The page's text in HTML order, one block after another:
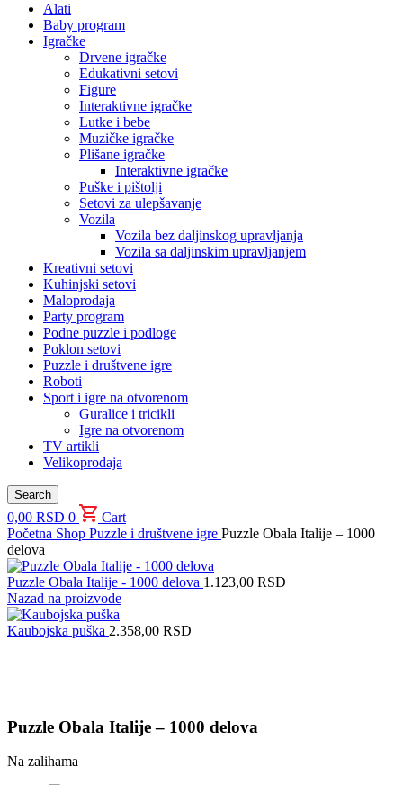
Alati
Baby program
Igračke
Drvene igračke
Edukativni setovi
Figure
Interaktivne igračke
Lutke i bebe
Muzičke igračke
Plišane igračke
Interaktivne igračke
Puške i pištolji
Setovi za ulepšavanje
Vozila
Vozila bez daljinskog upravljanja
Vozila sa daljinskim upravljanjem
Kreativni setovi
Kuhinjski setovi
Maloprodaja
Party program
Podne puzzle i podloge
Poklon setovi
Puzzle i društvene igre
Roboti
Sport i igre na otvorenom
Guralice i tricikli
Igre na otvorenom
TV artikli
Velikoprodaja
Search
0,00 RSD 0
Cart
Početna Shop Puzzle i društvene igre Puzzle Obala Italije – 1000
delova
Puzzle Obala Italije - 1000 delova 1.123,00 RSD
Nazad na proizvode
Kaubojska puška 2.358,00 RSD
Puzzle Obala Italije – 1000 delova
Na zalihama